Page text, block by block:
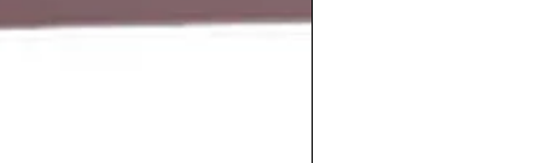
o la actriz españolaÚrsula